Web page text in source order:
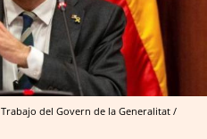
del Govern de la Generalitat /